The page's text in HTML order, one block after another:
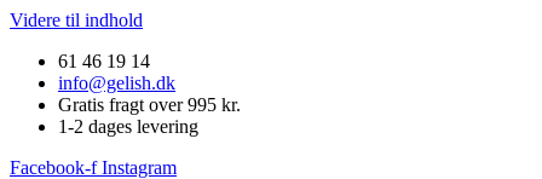
Videre til indhold
61 46 19 14
info@gelish.dk
Gratis fragt over 995 kr.
1-2 dages levering
Facebook-f Instagram